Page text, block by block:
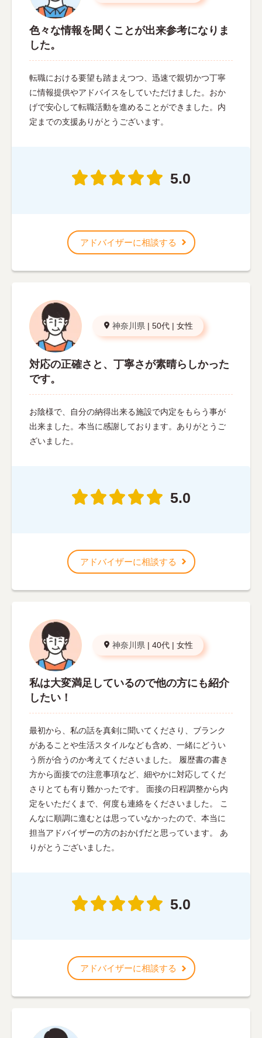
色々な情報を聞くことが出来参考になりま
した。
転職における要望も踏まえつつ、迅速で親切かつ丁寧
に情報提供やアドバイスをしていただけました。おか
げで安心して転職活動を進めることができました。内
定までの支援ありがとうございます。
5.0
アドバイザーに相談する
神奈川県 | 50代 | 女性
対応の正確さと、丁寧さが素晴らしかった
です。
お陰様で、自分の納得出来る施設で内定をもらう事が
出来ました。本当に感謝しております。ありがとうご
ざいました。
5.0
アドバイザーに相談する
神奈川県 | 40代 | 女性
私は大変満足しているので他の方にも紹介
したい！
最初から、私の話を真剣に聞いてくださり、ブランク
があることや生活スタイルなども含め、一緒にどうい
う所が合うのか考えてくださいました。 履歴書の書き
方から面接での注意事項など、細やかに対応してくだ
さりとても有り難かったです。 面接の日程調整から内
定をいただくまで、何度も連絡をくださいました。 こ
んなに順調に進むとは思っていなかったので、本当に
担当アドバイザーの方のおかげだと思っています。 あ
りがとうございました。
5.0
アドバイザーに相談する